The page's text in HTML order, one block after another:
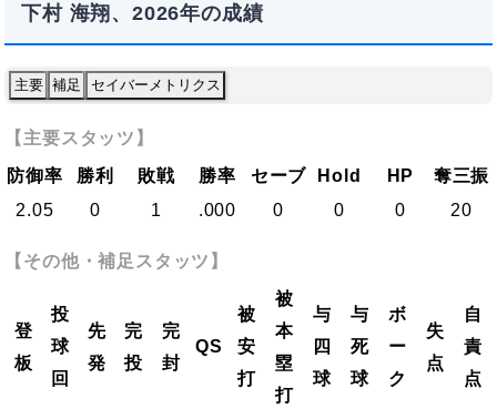
下村 海翔、2026年の成績
主要 補足 セイバーメトリクス
【主要スタッツ】
防御率
勝利 敗戦 勝率 セーブ Hold HP
奪三振
2.05
0 1 .000 0 0 0 20
【その他・補足スタッツ】
登
板
投
球
回
先
発
完
投
完
封
QS
被
安
打
被
本
塁
打
与
四
球
与
死
球
ボ
ー
ク
失
点
自
責
点